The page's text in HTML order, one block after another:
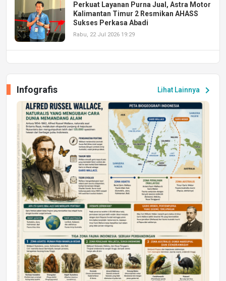
Perkuat Layanan Purna Jual, Astra Motor
Kalimantan Timur 2 Resmikan AHASS
Sukses Perkasa Abadi
Rabu, 22 Jul 2026 19:29
Peluang Kerja dan Magang
Jumat, 17 Jul 2026 22:30
DAERAH
Astra Motor Kalimantan Timur 2 Dukung
Mahasiswa Samarinda dalam Astra
Honda SDGs Future Leaders 2026
Jumat, 10 Jul 2026 19:01
Lihat Lainnya chevron_right
Infografis